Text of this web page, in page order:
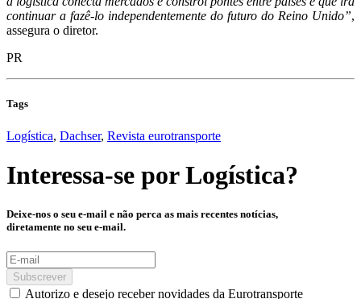
continuar a fazê-lo independentemente do futuro do Reino Unido”,
assegura o diretor.
PR
Tags
Logística, Dachser, Revista eurotransporte
Interessa-se porLogística?
Deixe-nos o seu e-mail e não perca as mais recentes notícias,
diretamente no seu e-mail.
Subscrever
Autorizo e desejo receber novidades da Eurotransporte